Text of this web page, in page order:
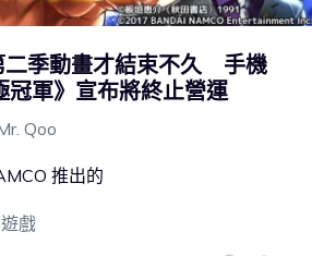
二季動畫才結束不久 手機
冠軍》宣布將終止營運
Qoo
推出的
戲